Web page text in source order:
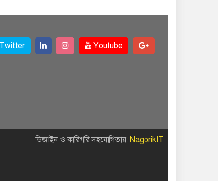
Twitter Youtube
ডিজাইন ও কারিগরি সহযোগিতায়: NagorikIT